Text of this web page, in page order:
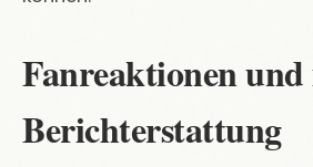
Fanreaktionen
Berichterstattung